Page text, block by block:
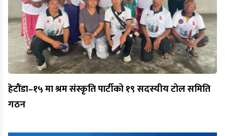
हेटौंडा–१५ मा श्रम संस्कृति पार्टीको १९ सदस्यीय टोल समिति
गठन